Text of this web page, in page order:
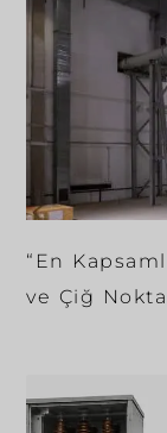
“En
ve Çiğ